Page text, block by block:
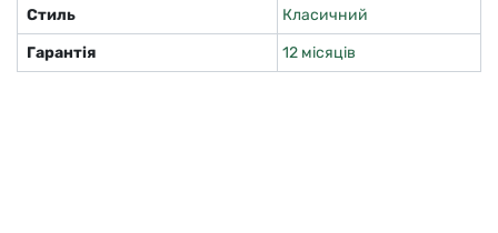
Стиль
Класичний
Гарантія
12 місяців